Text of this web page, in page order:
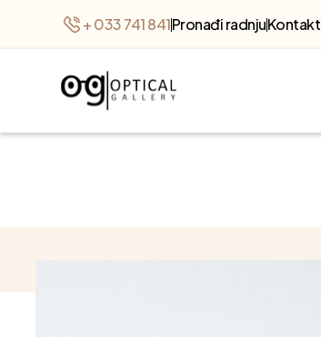
+ 033 741 841Pronađi radnjuKontakt